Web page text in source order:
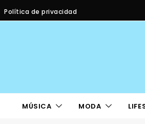
Política de privacidad
MÚSICA MODA